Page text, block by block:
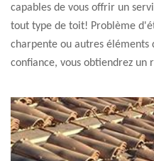
capables de vous offrir un
tout type de toit! Problème
charpente ou autres éléments
confiance, vous obtiendrez un